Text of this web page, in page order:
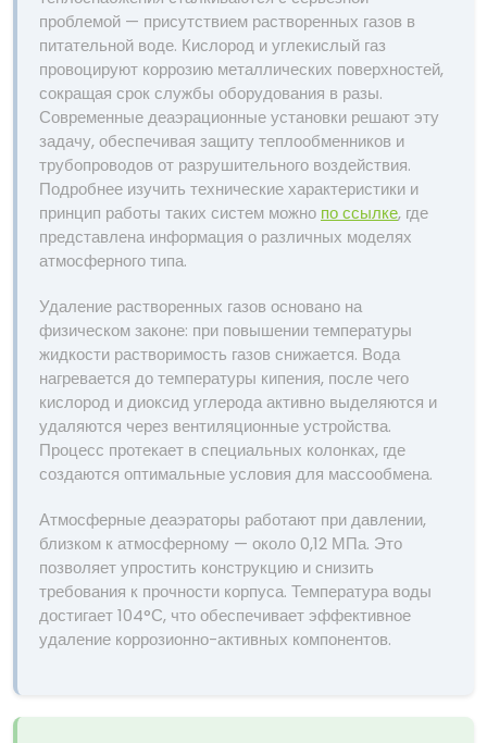
проблемой — присутствием растворенных газов в
питательной воде. Кислород и углекислый газ
провоцируют коррозию металлических поверхностей,
сокращая срок службы оборудования в разы.
Современные деаэрационные установки решают эту
задачу, обеспечивая защиту теплообменников и
трубопроводов от разрушительного воздействия.
Подробнее изучить технические характеристики и
принцип работы таких систем можно по ссылке, где
представлена информация о различных моделях
атмосферного типа.
Удаление растворенных газов основано на
физическом законе: при повышении температуры
жидкости растворимость газов снижается. Вода
нагревается до температуры кипения, после чего
кислород и диоксид углерода активно выделяются и
удаляются через вентиляционные устройства.
Процесс протекает в специальных колонках, где
создаются оптимальные условия для массообмена.
Атмосферные деаэраторы работают при давлении,
близком к атмосферному — около 0,12 МПа. Это
позволяет упростить конструкцию и снизить
требования к прочности корпуса. Температура воды
достигает 104°С, что обеспечивает эффективное
удаление коррозионно-активных компонентов.